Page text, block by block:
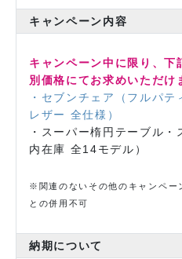
キャンペーン内容
キャンペーン中に限り、
別価格にてお求めいただけ
・セブンチェア（フルパ
レザー 全仕様）
・スーパー楕円テーブル
内在庫 全14モデル）
※関連のないその他のキャンペー
との併用不可
納期について